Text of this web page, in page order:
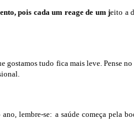
pois cada um reage de um jeito a
tudo fica mais leve. Pense
lembre-se: a saúde começa pela